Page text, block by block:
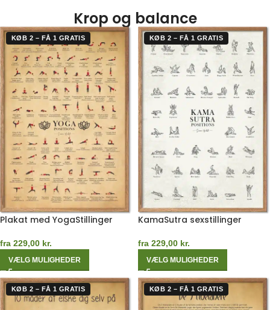
Krop og balance
KØB 2 – FÅ 1 GRATIS
Plakat med YogaStillinger
fra 229,00 kr.
VÆLG MULIGHEDER
KØB 2 – FÅ 1 GRATIS
KamaSutra sexstillinger
fra 229,00 kr.
VÆLG MULIGHEDER
KØB 2 – FÅ 1 GRATIS KØB 2 – FÅ 1 GRATIS